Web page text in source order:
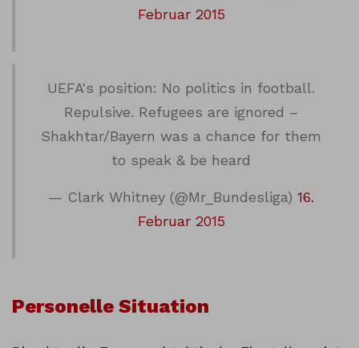
Februar 2015
UEFA's position: No politics in football.
Repulsive. Refugees are ignored –
Shakhtar/Bayern was a chance for them
to speak & be heard
— Clark Whitney (@Mr_Bundesliga) 16.
Februar 2015
Personelle Situation